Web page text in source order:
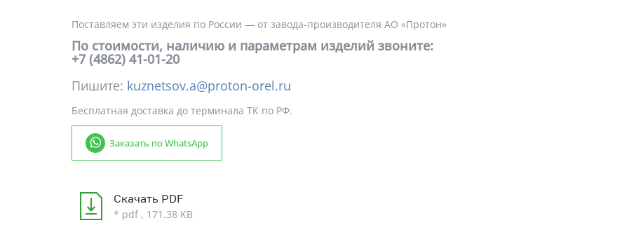
Поставляем эти изделия по России — от завода-производителя АО «Протон»
По стоимости, наличию и параметрам изделий звоните:
+7 (4862) 41-01-20
Пишите: kuznetsov.a@proton-orel.ru
Бесплатная доставка до терминала ТК по РФ.
Заказать по WhatsApp
Скачать PDF
* pdf , 171.38 KB